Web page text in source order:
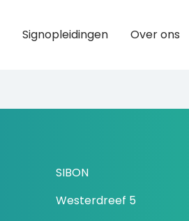
Signopleidingen Over ons
SIBON
Westerdreef 5